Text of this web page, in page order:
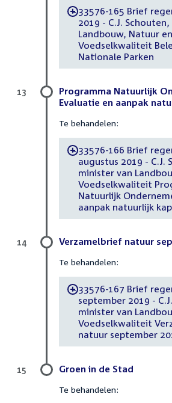
-33576-165 Brief
2019 - C.J.
Landbouw, Natuur en
Voedselkwaliteit
Nationale Parken
Programma Natuurlijk
Evaluatie en aanpak
Te behandelen:
-33576-166 Brief
augustus 2019 - C.J.
minister van
Voedselkwaliteit
Natuurlijk
aanpak natuurlijk
13
Verzamelbrief natuur
Te behandelen:
-33576-167 Brief
september 2019 -
minister van
Voedselkwaliteit
natuur september
14
Groen in de Stad
Te behandelen:
15